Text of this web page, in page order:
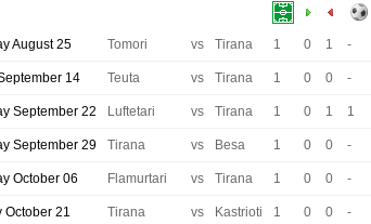
August 25 Tomori vs Tirana 1 0 1 -
14 Teuta vs Tirana 1 0 0 -
September 22 Luftetari vs Tirana 1 0 1 1
September 29 Tirana vs Besa 1 0 0 -
October 06 Flamurtari vs Tirana 1 0 0 -
October 21 Tirana vs Kastrioti 1 0 0 -